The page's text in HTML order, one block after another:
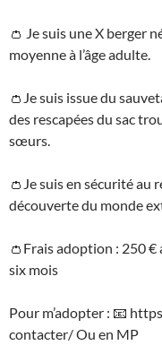
👛 Je suis une X berger
moyenne à l’âge adulte.
👛Je suis issue du
des rescapées du sac
sœurs.
👛Je suis en sécurité au
découverte du monde
👛Frais adoption : 250
six mois
Pour m’adopter : 📧
contacter/ Ou en MP